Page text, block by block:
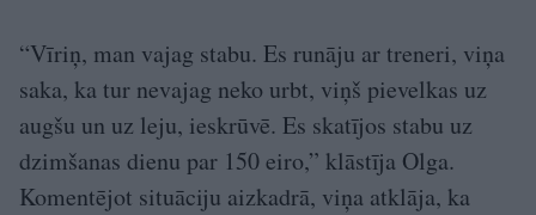
“Vīriņ, man vajag stabu. Es runāju ar treneri, viņa
saka, ka tur nevajag neko urbt, viņš pievelkas uz
augšu un uz leju, ieskrūvē. Es skatījos stabu uz
dzimšanas dienu par 150 eiro,” klāstīja Olga.
Komentējot situāciju aizkadrā, viņa atklāja, ka